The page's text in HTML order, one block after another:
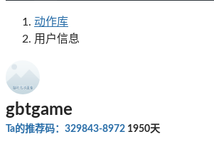
动作库
用户信息
gbtgame
Ta的推荐码：329843-8972 1950天